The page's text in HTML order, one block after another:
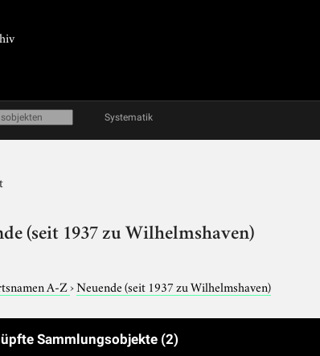
Systematik
(seit 1937 zu Wilhelmshaven)
A-Z›Neuende (seit 1937 zu Wilhelmshaven)
Sammlungsobjekte (2)